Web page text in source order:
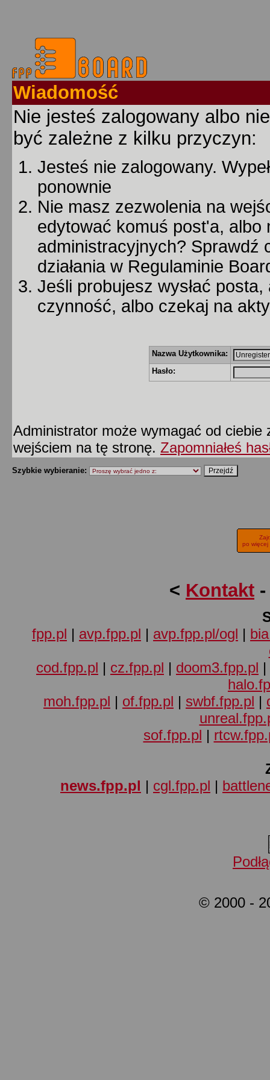
Wiadomość
Nie jesteś zalogowany albo
być zależne z kilku przyczyn:
Jesteś nie zalogowany.
ponownie
Nie masz zezwolenia na
edytować komuś post'a, albo
administracyjnych? Sprawdź
działania w Regulaminie
Jeśli probujesz wysłać
czynność, albo czekaj na
Nazwa Użytkownika:
Hasło:
Administrator może wymagać od
wejściem na tę stronę. Zapomniałeś
Szybkie wybieranie:
po więcej
< Kontakt
fpp.pl | avp.fpp.pl | avp.fpp.pl/ogl |
cod.fpp.pl | cz.fpp.pl | doom3.fpp.pl |
moh.fpp.pl | of.fpp.pl | swbf.fpp.pl |
sof.fpp.pl |
news.fpp.pl | cgl.fpp.pl |
© 2000 -